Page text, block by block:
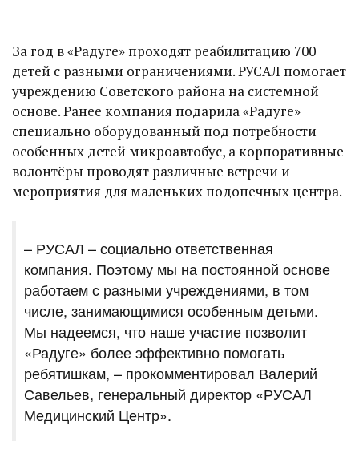
За год в «Радуге» проходят реабилитацию 700
детей с разными ограничениями. РУСАЛ помогает
учреждению Советского района на системной
основе. Ранее компания подарила «Радуге»
специально оборудованный под потребности
особенных детей микроавтобус, а корпоративные
волонтёры проводят различные встречи и
мероприятия для маленьких подопечных центра.
– РУСАЛ – социально ответственная
компания. Поэтому мы на постоянной основе
работаем с разными учреждениями, в том
числе, занимающимися особенным детьми.
Мы надеемся, что наше участие позволит
«Радуге» более эффективно помогать
ребятишкам, – прокомментировал Валерий
Савельев, генеральный директор «РУСАЛ
Медицинский Центр».